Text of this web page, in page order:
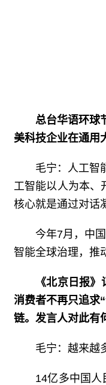
总台华语环球
美科技企业在通用
毛宁：人工智
工智能以人为本、
核心就是通过对话
今年7月，中
智能全球治理，推
《北京日报
消费者不再只追求
链。发言人对此有
毛宁：越来越
14亿多中国